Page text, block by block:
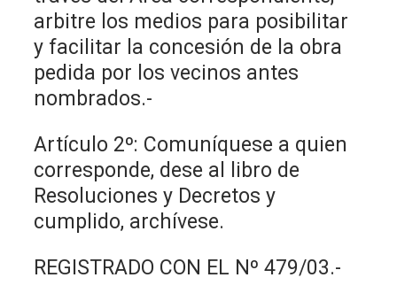
arbitre los medios para posibilitar
y facilitar la concesión de la obra
pedida por los vecinos antes
nombrados.-
Artículo 2º: Comuníquese a quien
corresponde, dese al libro de
Resoluciones y Decretos y
cumplido, archívese.
REGISTRADO CON EL Nº 479/03.-